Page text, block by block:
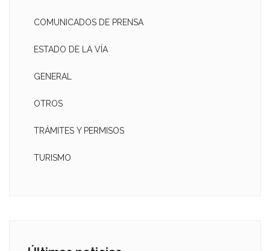
COMUNICADOS DE PRENSA
ESTADO DE LA VÍA
GENERAL
OTROS
TRÁMITES Y PERMISOS
TURISMO